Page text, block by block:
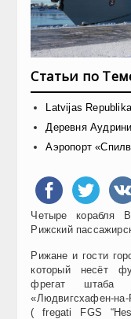
Статьи по
Latvijas
Деревня
Аэропорт
Четыре корабля
Рижский
Рижане и гости
который несёт
фрегат штаба
«Людвигсхафен-
( fregati FGS